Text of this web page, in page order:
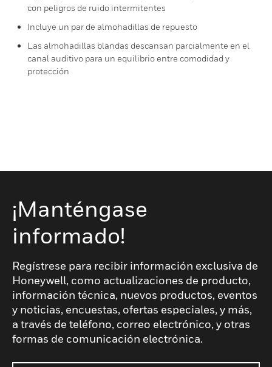
con peligros de ruido intermitentes
Incluye un par de almohadillas de repuesto
Las almohadillas blandas descansan parcialmente en el
canal auditivo para un equilibrio entre comodidad y
protección
¡Manténgase
informado!
Regístrese para recibir información exclusiva de
Honeywell, como actualizaciones de producto,
información técnica, nuevos productos, eventos
y noticias, encuestas, ofertas especiales, y más,
a través de teléfono, correo electrónico, y otras
formas de comunicación electrónica.